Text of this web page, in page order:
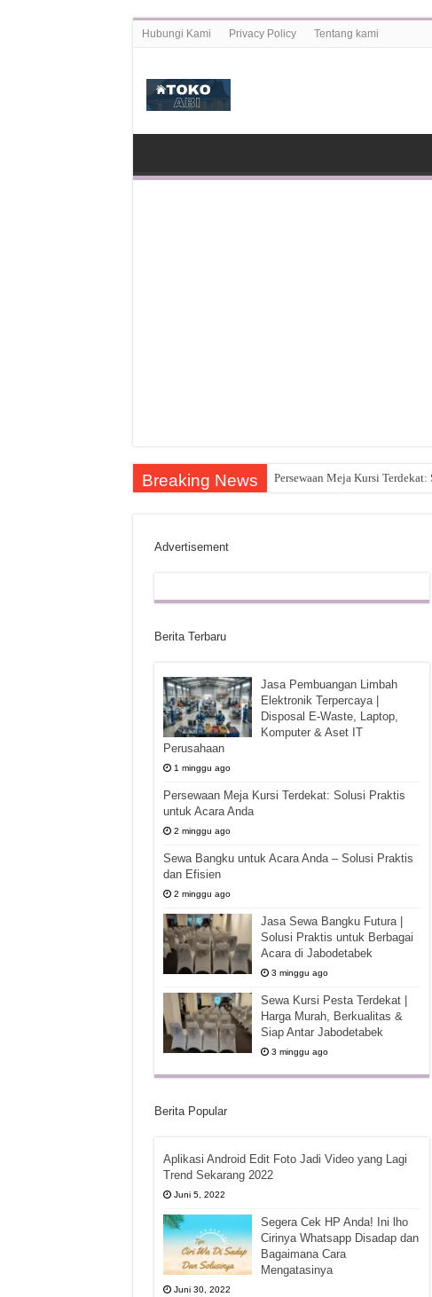
Hubungi Kami Privacy Policy Tentang kami
Breaking News Persewaan Meja Kursi
Advertisement
Berita Terbaru
Jasa Pembuangan Limbah
Elektronik Terpercaya |
Disposal E-Waste, Laptop,
Komputer & Aset IT
Perusahaan
1 minggu ago
Persewaan Meja Kursi Terdekat: Solusi Praktis
untuk Acara Anda
2 minggu ago
Sewa Bangku untuk Acara Anda – Solusi Praktis
dan Efisien
2 minggu ago
Jasa Sewa Bangku Futura |
Solusi Praktis untuk Berbagai
Acara di Jabodetabek
3 minggu ago
Sewa Kursi Pesta Terdekat |
Harga Murah, Berkualitas &
Siap Antar Jabodetabek
3 minggu ago
Berita Popular
Aplikasi Android Edit Foto Jadi Video yang Lagi
Trend Sekarang 2022
Juni 5, 2022
Segera Cek HP Anda! Ini lho
Cirinya Whatsapp Disadap dan
Bagaimana Cara
Mengatasinya
Juni 30, 2022